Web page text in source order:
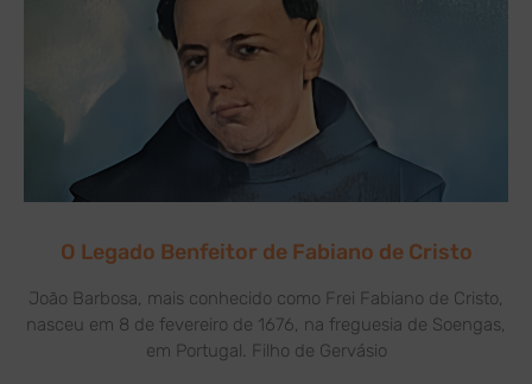
O Legado Benfeitor de Fabiano de Cristo
João Barbosa, mais conhecido como Frei Fabiano de Cristo,
nasceu em 8 de fevereiro de 1676, na freguesia de Soengas,
em Portugal. Filho de Gervásio